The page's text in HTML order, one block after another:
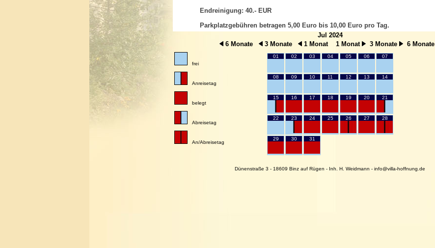
Endreinigung: 40.- EUR
Parkplatzgebühren betragen 5,00 Euro bis 10,00 Euro pro Tag.
Jul 2024
6 Monate
3 Monate 1 Monat 1 Monat 3 Monate 6 Monate
frei
Anreisetag
belegt
Abreisetag
An/Abreisetag
01 02 03 04 05 06 07
08 09 10 11 12 13 14
15 16 17 18 19 20 21
22 23 24 25 26 27 28
29 30 31
Dünenstraße 3 - 18609 Binz auf Rügen - Inh. H. Weidmann - info@villa-hoffnung.de